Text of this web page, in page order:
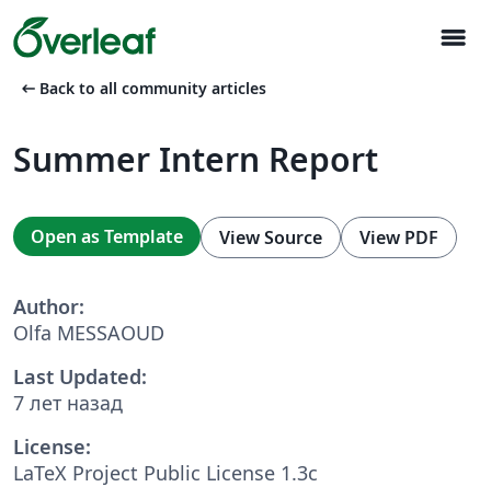
menu
arrow_left_alt Back to all community articles
Summer Intern Report
Open as Template View Source View PDF
Author:
Olfa MESSAOUD
Last Updated:
7 лет назад
License:
LaTeX Project Public License 1.3c